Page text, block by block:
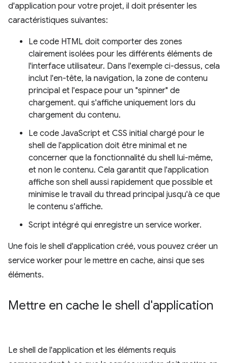
d'application pour votre projet, il doit présenter les
caractéristiques suivantes:
Le code HTML doit comporter des zones
clairement isolées pour les différents éléments de
l'interface utilisateur. Dans l'exemple ci-dessus, cela
inclut l'en-tête, la navigation, la zone de contenu
principal et l'espace pour un "spinner" de
chargement. qui s'affiche uniquement lors du
chargement du contenu.
Le code JavaScript et CSS initial chargé pour le
shell de l'application doit être minimal et ne
concerner que la fonctionnalité du shell lui-même,
et non le contenu. Cela garantit que l'application
affiche son shell aussi rapidement que possible et
minimise le travail du thread principal jusqu'à ce que
le contenu s'affiche.
Script intégré qui enregistre un service worker.
Une fois le shell d'application créé, vous pouvez créer un
service worker pour le mettre en cache, ainsi que ses
éléments.
Mettre en cache le shell d'application
Le shell de l'application et les éléments requis